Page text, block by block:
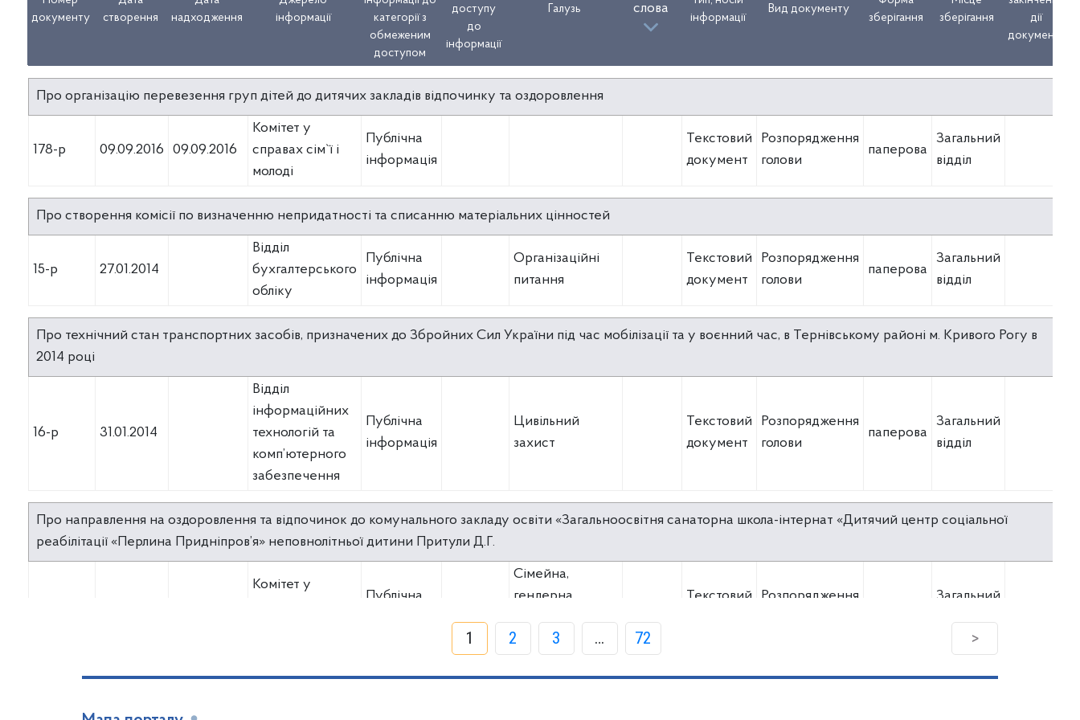
документу
створення
надходження
інформації
категорії з
обмеженим
доступом
доступу
до
інформації
Галузь
слова
інформації
Вид документу
зберігання
зберігання
дії
документа
документу
створення
надходження
інформації
категорії з
обмеженим
доступом
доступу
до
інформації
Галузь
слова
інформації
Вид документу
зберігання
зберігання
дії
документа
Про організацію перевезення груп дітей до дитячих закладів відпочинку та оздоровлення
178-р 09.09.2016 09.09.2016
Комітет у
справах сім`ї і
молоді
Публічна
інформація
Текстовий
документ
Розпорядження
голови
паперова
Загальний
відділ
Про створення комісії по визначенню непридатності та списанню матеріальних цінностей
15-р 27.01.2014
Відділ
бухгалтерського
обліку
Публічна
інформація
Організаційні
питання
Текстовий
документ
Розпорядження
голови
паперова
Загальний
відділ
Про технічний стан транспортних засобів, призначених до Збройних Сил України під час мобілізації та у воєнний час, в Тернівському районі м. Кривого Рогу в
2014 році
16-р 31.01.2014
Відділ
інформаційних
технологій та
комп’ютерного
забезпечення
Публічна
інформація
Цивільний
захист
Текстовий
документ
Розпорядження
голови
паперова
Загальний
відділ
Про направлення на оздоровлення та відпочинок до комунального закладу освіти «Загальноосвітня санаторна школа-інтернат «Дитячий центр соціальної
реабілітації «Перлина Придніпров’я» неповнолітньої дитини Притули Д.Г.
Комітет у
Публічна
Сімейна,
гендерна,
політика
Текстовий
Розпорядження
Загальний
Про направлення на оздоровлення та відпочинок до комунального закладу освіти «Загальноосвітня санаторна школа-інтернат «Дитячий центр соціальної
1 2 3 … 72 >